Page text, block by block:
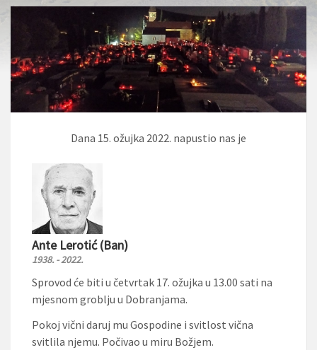
Dana 15. ožujka 2022. napustio nas je
Ante Lerotić (Ban)
1938. - 2022.
Sprovod će biti u četvrtak 17. ožujka u 13.00 sati na
mjesnom groblju u Dobranjama.
Pokoj vični daruj mu Gospodine i svitlost vična
svitlila njemu. Počivao u miru Božjem.